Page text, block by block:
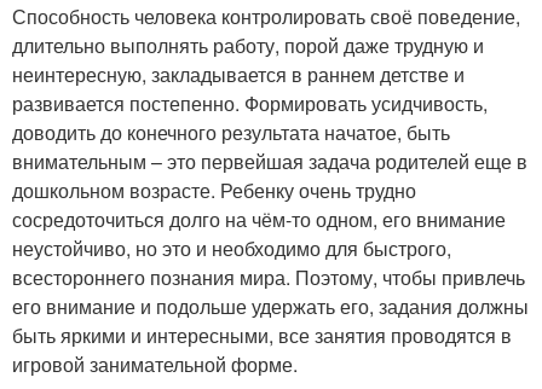
Способность человека контролировать своё поведение,
длительно выполнять работу, порой даже трудную и
неинтересную, закладывается в раннем детстве и
развивается постепенно. Формировать усидчивость,
доводить до конечного результата начатое, быть
внимательным – это первейшая задача родителей еще в
дошкольном возрасте. Ребенку очень трудно
сосредоточиться долго на чём-то одном, его внимание
неустойчиво, но это и необходимо для быстрого,
всестороннего познания мира. Поэтому, чтобы привлечь
его внимание и подольше удержать его, задания должны
быть яркими и интересными, все занятия проводятся в
игровой занимательной форме.